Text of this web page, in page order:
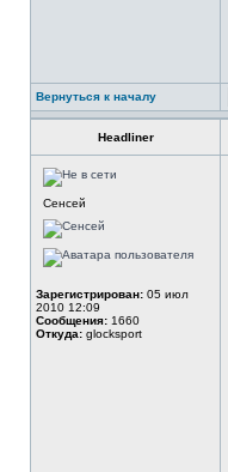
Вернуться к началу
Headliner
Сенсей
Зарегистрирован: 05 июл
2010 12:09
Сообщения: 1660
Откуда: glocksport